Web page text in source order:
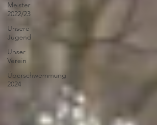
Meister
2022/23
Unsere
Jugend
Unser
Verein
Überschwemmung
2024